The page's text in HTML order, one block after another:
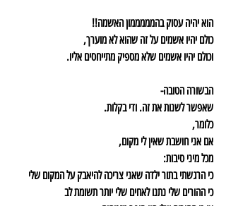
הוא יהיה עסוק בהמממממון האשמה!!
כולם יהיו אשמים על זה שהוא לא מוערך,
וכולם יהיו אשמים שלא מספיק מתייחסים אליו.
הבשורה הטובה-
שאפשר לשנות את זה. ודי בקלות.
כלומר,
אם אני חושבת שאין לי מקום,
מכל מיני סיבות:
כי הרגשתי בתור ילדה שאני צריכה להיאבק על המקום שלי
כי ההורים שלי נתנו לאחים שלי יותר תשומת לב